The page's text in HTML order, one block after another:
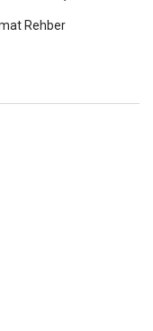
Rehber